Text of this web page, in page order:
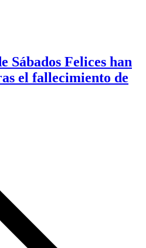
Sábados Felices han
el fallecimiento de